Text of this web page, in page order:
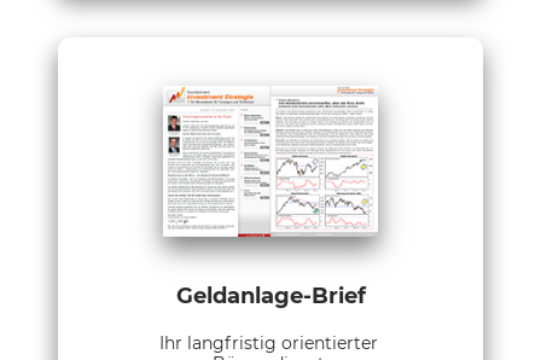
Geldanlage-Brief
Ihr langfristig orientierter